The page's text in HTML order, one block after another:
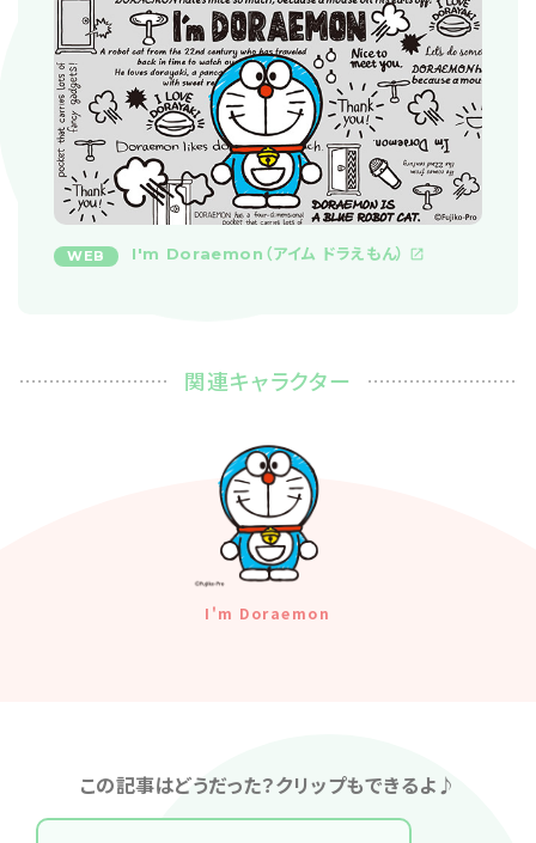
WEB I'm Doraemon（アイム ドラえもん）
関連キャラクター
I'm Doraemon
この記事はどうだった？クリップもできるよ♪